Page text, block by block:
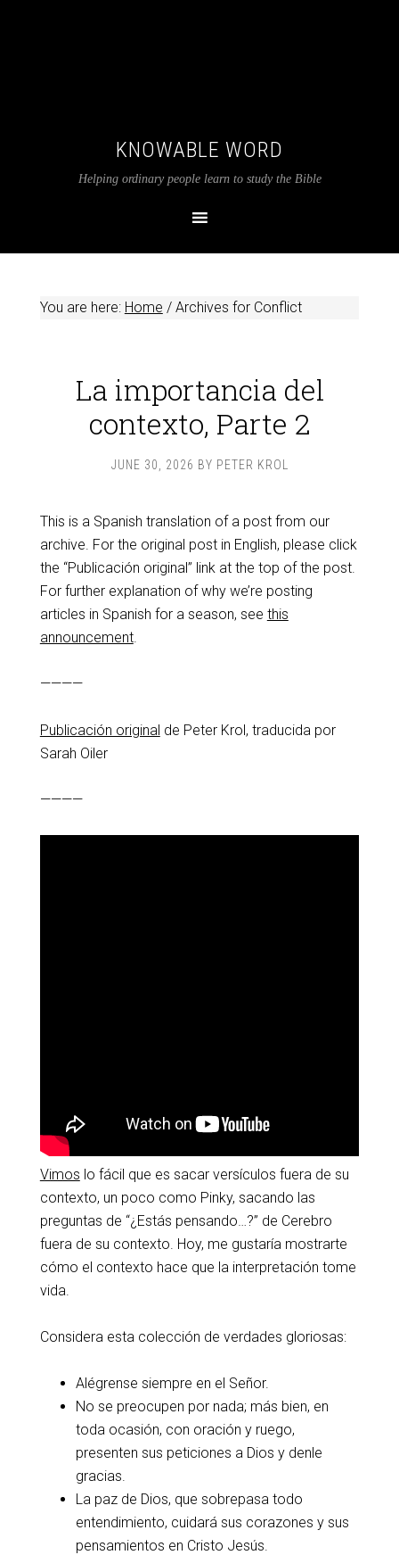
KNOWABLE WORD
Helping ordinary people learn to study the Bible
You are here: Home /Archives for Conflict
La importancia del
contexto, Parte 2
JUNE 30, 2026 BY PETER KROL
This is a Spanish translation of a post from our
archive. For the original post in English, please click
the “Publicación original” link at the top of the post.
For further explanation of why we’re posting
articles in Spanish for a season, see this
announcement.
————
Publicación original de Peter Krol, traducida por
Sarah Oiler
————
Vimos lo fácil que es sacar versículos fuera de su
contexto, un poco como Pinky, sacando las
preguntas de “¿Estás pensando…?” de Cerebro
fuera de su contexto. Hoy, me gustaría mostrarte
cómo el contexto hace que la interpretación tome
vida.
Considera esta colección de verdades gloriosas:
Alégrense siempre en el Señor.
No se preocupen por nada; más bien, en
toda ocasión, con oración y ruego,
presenten sus peticiones a Dios y denle
gracias.
La paz de Dios, que sobrepasa todo
entendimiento, cuidará sus corazones y sus
pensamientos en Cristo Jesús.